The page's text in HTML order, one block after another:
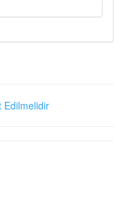
Edilmelidir